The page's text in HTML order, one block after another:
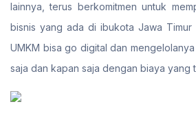
lainnya, terus berkomitmen untuk
bisnis yang ada di ibukota Jawa Timur
UMKM bisa go digital dan
saja dan kapan saja dengan biaya yang